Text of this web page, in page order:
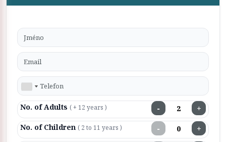
No. of Adults ( + 12 years ) − +
No. of Children ( 2 to 11 years ) − +